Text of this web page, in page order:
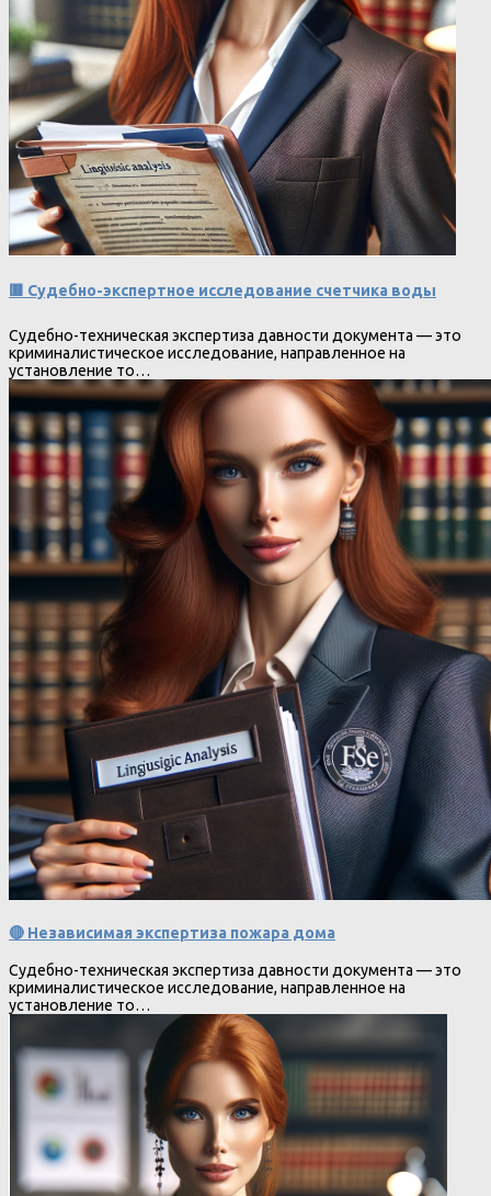
🟥 Судебно-экспертное исследование счетчика воды
Судебно-техническая экспертиза давности документа — это
криминалистическое исследование, направленное на
установление то…
🔴 Независимая экспертиза пожара дома
Судебно-техническая экспертиза давности документа — это
криминалистическое исследование, направленное на
установление то…